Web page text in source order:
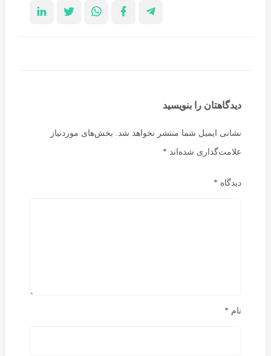
دیدگاهتان را بنویسید
نشانی ایمیل شما منتشر نخواهد شد. بخش‌های موردنیاز
علامت‌گذاری شده‌اند *
دیدگاه *
نام *